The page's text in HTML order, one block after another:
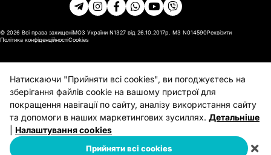
© 2026 Всі права захищеніМОЗ України N1327 від 26.10.2017р. МЗ N014590Реквізити
Політика конфіденційностіCookies
Натискаючи "Прийняти всі cookies", ви погоджуєтесь на
зберігання файлів cookie на вашому пристрої для
покращення навігації по сайту, аналізу використання сайту
та допомоги в наших маркетингових зусиллях. Детальніше
Налаштування cookies
Прийняти всі cookies